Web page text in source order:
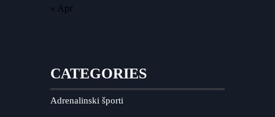
« Apr
CATEGORIES
Adrenalinski športi